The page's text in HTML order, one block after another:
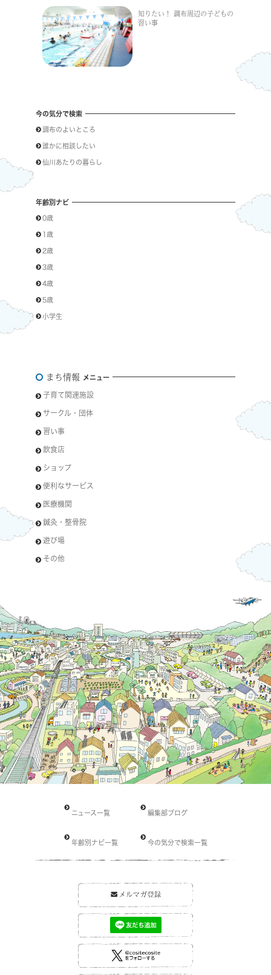
知りたい！ 調布周辺の子どもの
習い事
今の気分で検索
調布のよいところ
誰かに相談したい
仙川あたりの暮らし
年齢別ナビ
0歳
1歳
2歳
3歳
4歳
5歳
小学生
まち情報 メニュー
子育て関連施設
サークル・団体
習い事
飲食店
ショップ
便利なサービス
医療機関
鍼灸・整骨院
遊び場
その他
ニュース一覧 編集部ブログ
年齢別ナビ一覧 今の気分で検索一覧